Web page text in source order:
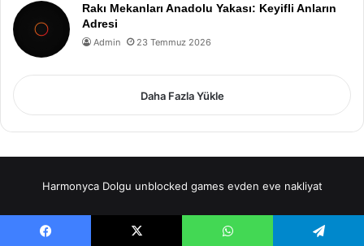
Rakı Mekanları Anadolu Yakası: Keyifli Anların
Adresi
Admin 23 Temmuz 2026
Daha Fazla Yükle
Harmonyca Dolgu unblocked games evden eve nakliyat